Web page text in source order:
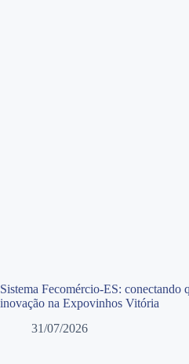
Sistema Fecomércio-ES: conectando
inovação na Expovinhos Vitória
31/07/2026